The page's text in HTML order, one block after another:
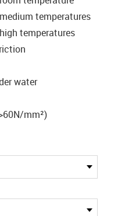
temperatures
temperatures
water
mm²)